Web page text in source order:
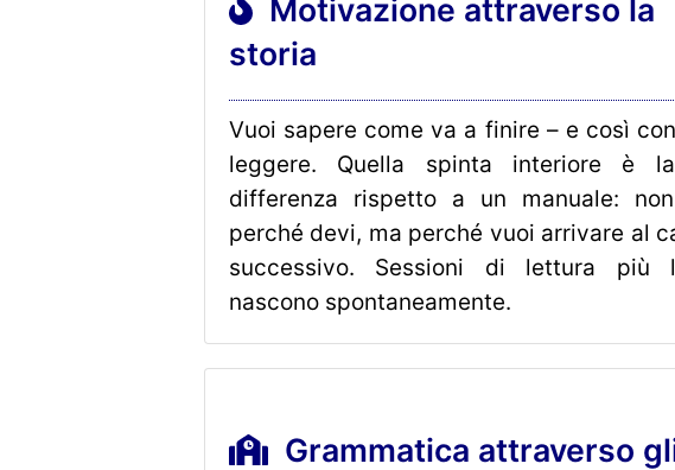
Motivazione attraverso la
storia
Vuoi sapere come va a finire – e così
leggere. Quella spinta interiore è
differenza rispetto a un manuale:
perché devi, ma perché vuoi arrivare al
successivo. Sessioni di lettura più
nascono spontaneamente.
Grammatica attraverso